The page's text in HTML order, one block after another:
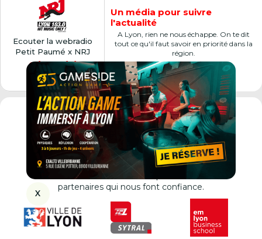
Ecouter la webradio
Petit Paumé x NRJ
Cliquer ici
Un média pour suivre
l'actualité
A Lyon, rien ne nous échappe. On te dit
tout ce qu'il faut savoir en priorité dans la
région.
Premier city-guide de France,
véritable
institution
Le Petit Paumé est soutenu par de nombreux
partenaires qui nous font confiance.
X